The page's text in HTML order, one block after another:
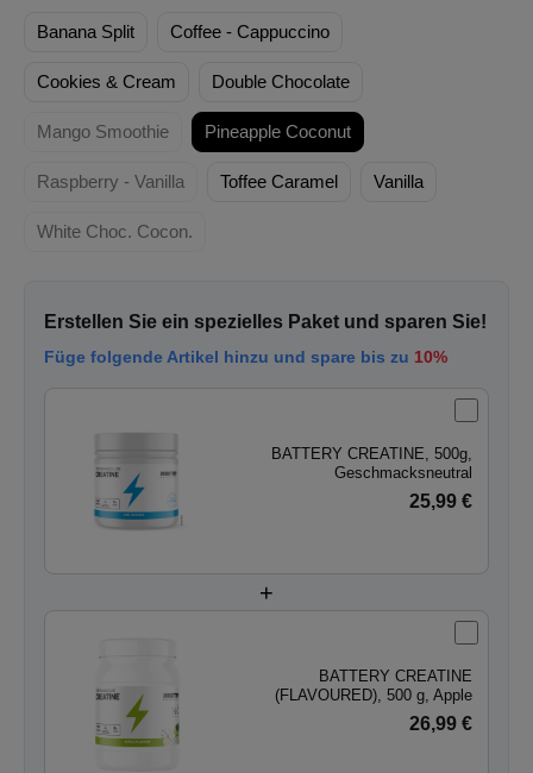
Banana Split Coffee - Cappuccino
Cookies & Cream Double Chocolate
Mango Smoothie Pineapple Coconut
Raspberry - Vanilla Toffee Caramel Vanilla
White Choc. Cocon.
Erstellen Sie ein spezielles Paket und sparen Sie!
Füge folgende Artikel hinzu und spare bis zu 10%
BATTERY CREATINE, 500g,
Geschmacksneutral
25,99 €
+
BATTERY CREATINE
(FLAVOURED), 500 g, Apple
26,99 €